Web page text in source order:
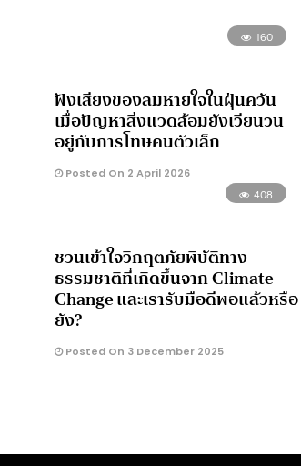
160
ฟังเสียงของลมหายใจในฝุ่นควัน
เมื่อปัญหาสิ่งแวดล้อมยังเวียนวน
อยู่กับการโทษคนตัวเล็ก
Posted On 2 April 2026
408
ชวนเข้าใจวิกฤตภัยพิบัติทาง
ธรรมชาติที่เกิดขึ้นจาก Climate
Change และเรารับมือดีพอแล้วหรือ
ยัง?
Posted On 3 December 2025